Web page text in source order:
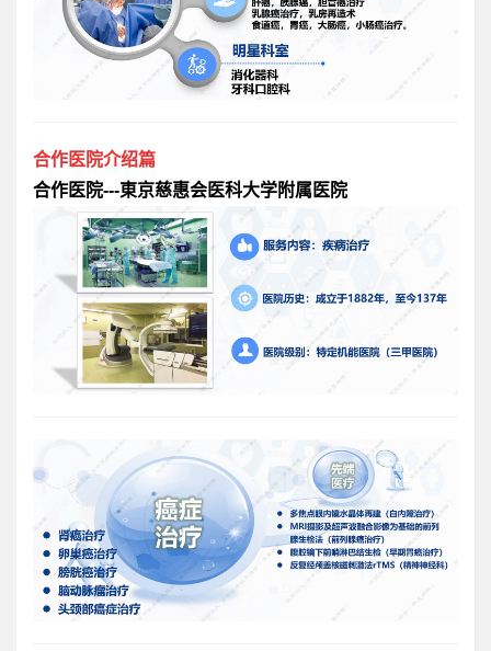
合作医院介绍篇
合作医院---東京慈惠会医科大学附属医院